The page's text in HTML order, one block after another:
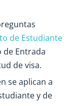
de Estudiante
de Entrada
de visa.
se aplican a
y de